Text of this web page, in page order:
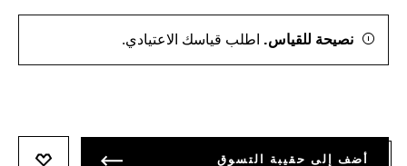
نصيحة للقياس. اطلب قياسك الاعتيادي.
أضف إلى حقيبة التسوق